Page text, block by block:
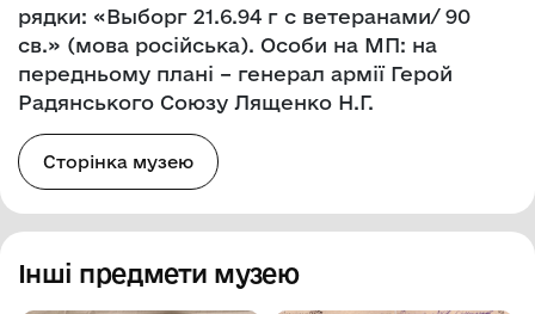
рядки: «Выборг 21.6.94 г с ветеранами/ 90
св.» (мова російська). Особи на МП: на
передньому плані – генерал армії Герой
Радянського Союзу Лященко Н.Г.
Сторінка музею
Інші предмети музею